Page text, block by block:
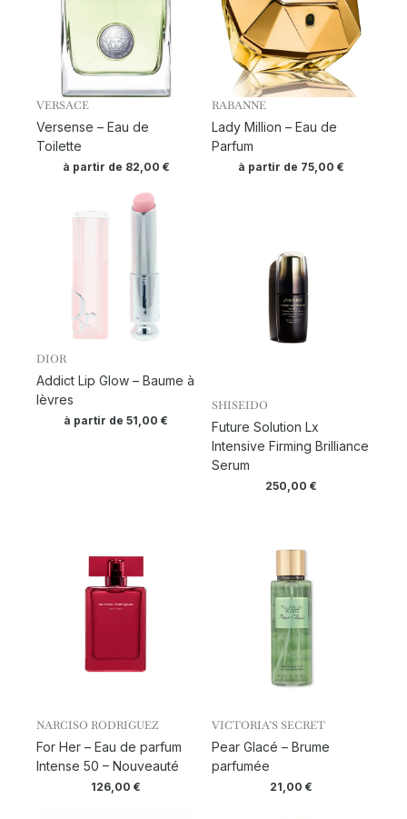
VERSACE
Versense – Eau de
Toilette
à partir de 82,00 €
RABANNE
Lady Million – Eau de
Parfum
à partir de 75,00 €
DIOR
Addict Lip Glow – Baume à
lèvres
à partir de51,00€
SHISEIDO
Future Solution Lx
Intensive Firming Brilliance
Serum
250,00 €
NARCISO RODRIGUEZ
For Her – Eau de parfum
Intense 50 – Nouveauté
126,00€
VICTORIA’S SECRET
Pear Glacé – Brume
parfumée
21,00 €